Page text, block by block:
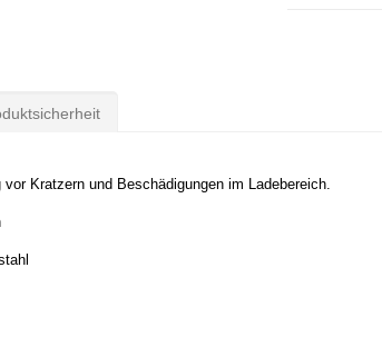
Kratzern und Beschädigungen im Ladebereich.